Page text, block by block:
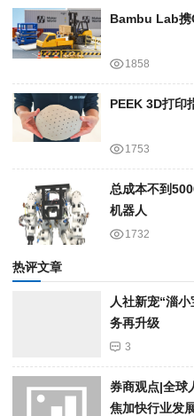
Bambu Lab
1858
PEEK 3D打印
1753
总成本不到
机器人
1732
热评文章
人社新宠“淄
务再升级
3
券商观点|全球
焦加快行业发